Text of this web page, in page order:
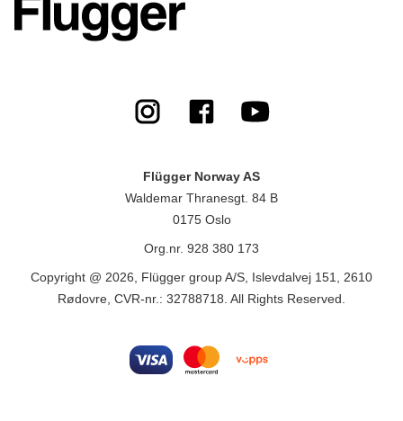
Flügger Norway AS
Waldemar Thranesgt. 84 B
0175 Oslo
Org.nr. 928 380 173
Copyright @ 2026, Flügger group A/S, Islevdalvej 151, 2610
Rødovre, CVR-nr.: 32788718. All Rights Reserved.